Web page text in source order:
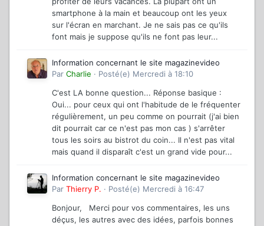
smartphone à la main et beaucoup ont les yeux
sur l'écran en marchant. Je ne sais pas ce qu'ils
font mais je suppose qu'ils ne font pas leur...
Information concernant le site magazinevideo
Par Charlie · Posté(e) Mercredi à 18:10
C'est LA bonne question... Réponse basique :
Oui... pour ceux qui ont l'habitude de le fréquenter
régulièrement, un peu comme on pourrait (j'ai bien
dit pourrait car ce n'est pas mon cas ) s'arrêter
tous les soirs au bistrot du coin... Il n'est pas vital
mais quand il disparaît c'est un grand vide pour...
Information concernant le site magazinevideo
Par Thierry P. · Posté(e) Mercredi à 16:47
Bonjour, Merci pour vos commentaires, les uns
déçus, les autres avec des idées, parfois bonnes